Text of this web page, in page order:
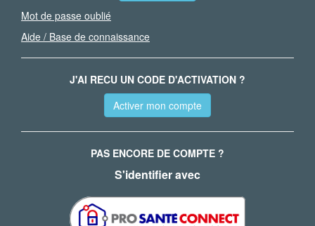
Mot de passe oublié
Aide / Base de connaissance
J'AI RECU UN CODE D'ACTIVATION ?
Activer mon compte
PAS ENCORE DE COMPTE ?
S'identifier avec